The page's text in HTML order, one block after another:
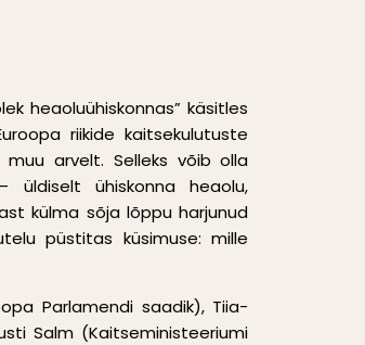
heaoluühiskonnas” käsitles
riikide kaitsekulutuste
arvelt. Selleks võib olla
üldiselt ühiskonna heaolu,
külma sõja lõppu harjunud
püstitas küsimuse: mille
Parlamendi saadik), Tiia-
Salm (Kaitseministeeriumi